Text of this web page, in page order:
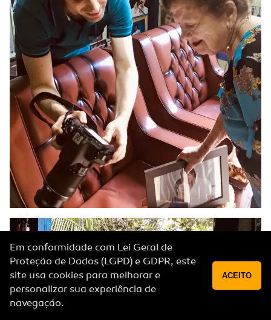
Em conformidade com Lei Geral de
Proteção de Dados (LGPD) e GDPR, este
site usa cookies para melhorar e
personalizar sua experiência de
navegação.
ACEITO